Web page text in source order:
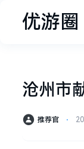
优游圈
沧州市
推荐官 ⋅